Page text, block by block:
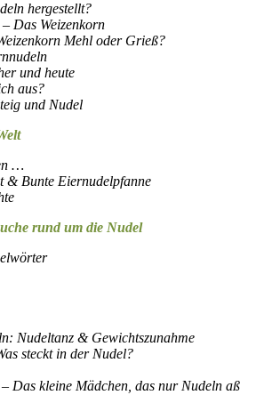
hergestellt?
Das Weizenkorn
Mehl oder Grieß?
und heute
aus?
und Nudel
…
& Bunte Eiernudelpfanne
rund um die Nudel
Nudeltanz & Gewichtszunahme
steckt in der Nudel?
Das kleine Mädchen, das nur Nudeln aß